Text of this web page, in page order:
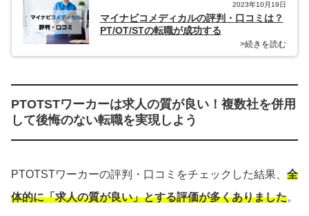
2023年10月19日
マイナビコメディカルの評判・口コミは？
PT/OT/STの転職が成功する
>続きを読む
PTOTSTワーカーは求人の質が良い！複数社を併用
して後悔のない転職を実現しよう
PTOTSTワーカーの評判・口コミをチェックした結果、 全
体的に「求人の質が良い」とする評価が多くありました。